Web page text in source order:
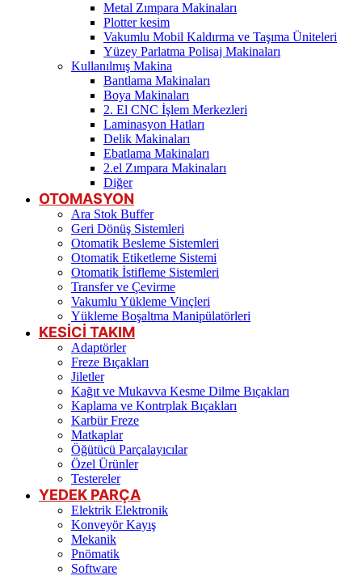
Metal Zımpara Makinaları
Plotter kesim
Vakumlu Mobil Kaldırma ve Taşıma Üniteleri
Yüzey Parlatma Polisaj Makinaları
Kullanılmış Makina
Bantlama Makinaları
Boya Makinaları
2. El CNC İşlem Merkezleri
Laminasyon Hatları
Delik Makinaları
Ebatlama Makinaları
2.el Zımpara Makinaları
Diğer
OTOMASYON
Ara Stok Buffer
Geri Dönüş Sistemleri
Otomatik Besleme Sistemleri
Otomatik Etiketleme Sistemi
Otomatik İstifleme Sistemleri
Transfer ve Çevirme
Vakumlu Yükleme Vinçleri
Yükleme Boşaltma Manipülatörleri
KESİCİ TAKIM
Adaptörler
Freze Bıçakları
Jiletler
Kağıt ve Mukavva Kesme Dilme Bıçakları
Kaplama ve Kontrplak Bıçakları
Karbür Freze
Matkaplar
Öğütücü Parçalayıcılar
Özel Ürünler
Testereler
YEDEK PARÇA
Elektrik Elektronik
Konveyör Kayış
Mekanik
Pnömatik
Software